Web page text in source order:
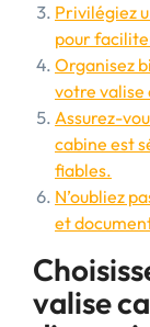
Privilégiez
pour
Organisez
votre valise
Assurez-
cabine est
fiables.
N’oubliez
et
valise